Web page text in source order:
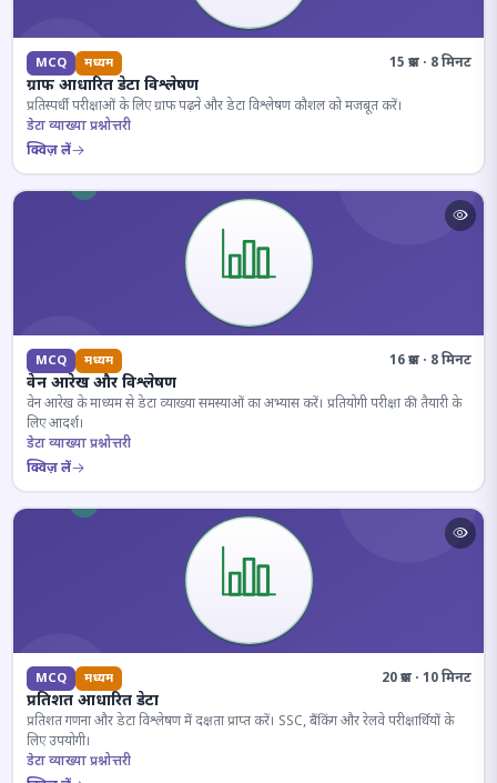
MCQ मध्यम 15 प्रश्न · 8 मिनट
ग्राफ आधारित डेटा विश्लेषण
प्रतिस्पर्धी परीक्षाओं के लिए ग्राफ पढ़ने और डेटा विश्लेषण कौशल को मजबूत करें।
डेटा व्याख्या प्रश्नोत्तरी
क्विज़ लें
MCQ मध्यम 16 प्रश्न · 8 मिनट
वेन आरेख और विश्लेषण
वेन आरेख के माध्यम से डेटा व्याख्या समस्याओं का अभ्यास करें। प्रतियोगी परीक्षा की तैयारी के
लिए आदर्श।
डेटा व्याख्या प्रश्नोत्तरी
क्विज़ लें
MCQ मध्यम 20 प्रश्न · 10 मिनट
प्रतिशत आधारित डेटा
प्रतिशत गणना और डेटा विश्लेषण में दक्षता प्राप्त करें। SSC, बैंकिंग और रेलवे परीक्षार्थियों के
लिए उपयोगी।
डेटा व्याख्या प्रश्नोत्तरी